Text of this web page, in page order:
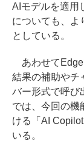
AIモデルを適用
についても、よ
としている。
あわせてEdge
結果の補助やチ
バー形式で呼び
では、今回の機
ける「AI
いる。